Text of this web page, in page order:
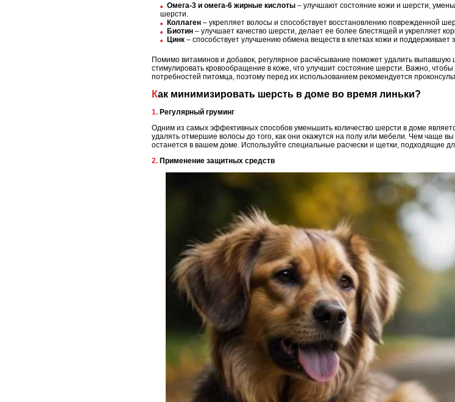
Омега-3 и омега-6 жирные кислоты – улучшают состояние кожи и шерсти,
шерсти.
Коллаген – укрепляет волосы и способствует восстановлению поврежденной
Биотин – улучшает качество шерсти, делает ее более блестящей и укрепляет
Цинк – способствует улучшению обмена веществ в клетках кожи и поддерживает
Помимо витаминов и добавок, регулярное расчёсывание поможет удалить выпавшую
стимулировать кровообращение в коже, что улучшит состояние шерсти. Важно,
потребностей питомца, поэтому перед их использованием рекомендуется
Как минимизировать шерсть в доме во время линьки?
1. Регулярный груминг
Одним из самых эффективных способов уменьшить количество шерсти в доме
удалять отмершие волосы до того, как они окажутся на полу или мебели. Чем чаще
останется в вашем доме. Используйте специальные расчески и щетки, подходящие
2. Применение защитных средств